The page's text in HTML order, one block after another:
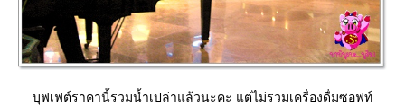
บุฟเฟต์ราคานี้รวมน้ำเปล่าแล้วนะคะ แต่ไม่รวมเครื่องดื่มซอฟท์